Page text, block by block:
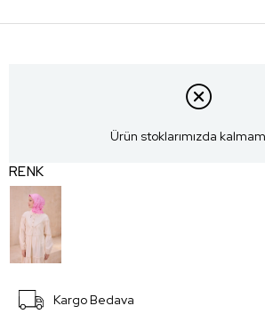
Ürün stoklarımızda
RENK
Kargo Bedava